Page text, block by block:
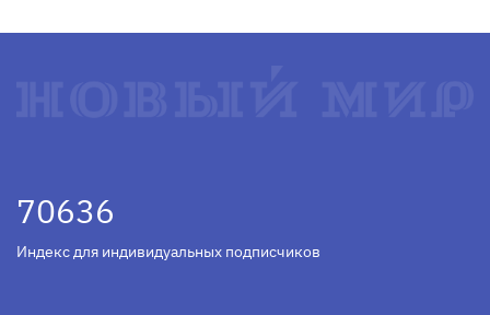
70636
Индекс для индивидуальных подписчиков